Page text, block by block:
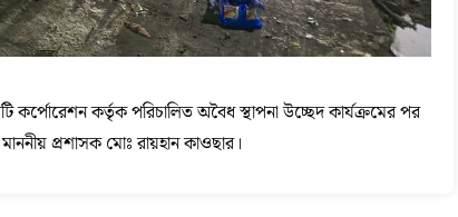
কর্পোরেশন কর্তৃক পরিচালিত অবৈধ স্থাপনা উচ্ছেদ কার্যক্রমের পর
প্রশাসক মোঃ রায়হান কাওছার।